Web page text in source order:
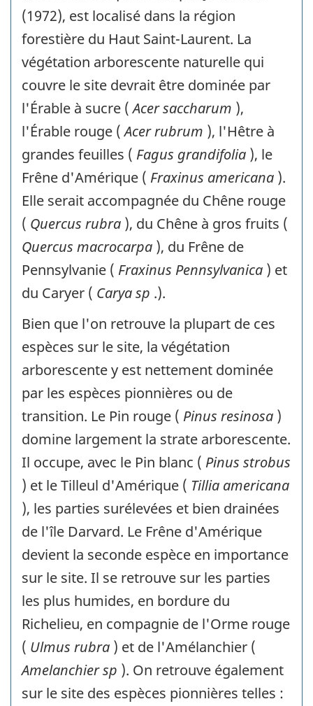
(1972), est localisé dans la région
forestière du Haut Saint-Laurent. La
végétation arborescente naturelle qui
couvre le site devrait être dominée par
l'Érable à sucre (Acer saccharum ),
l'Érable rouge (Acer rubrum ), l'Hêtre à
grandes feuilles ( Fagus grandifolia ), le
Frêne d'Amérique ( Fraxinus americana ).
Elle serait accompagnée du Chêne rouge
( Quercus rubra ), du Chêne à gros fruits (
Quercus macrocarpa ), du Frêne de
Pennsylvanie ( Fraxinus Pennsylvanica ) et
du Caryer ( Carya sp .).
Bien que l'on retrouve la plupart de ces
espèces sur le site, la végétation
arborescente y est nettement dominée
par les espèces pionnières ou de
transition. Le Pin rouge ( Pinus resinosa )
domine largement la strate arborescente.
Il occupe, avec le Pin blanc ( Pinus strobus
) et le Tilleul d'Amérique ( Tillia americana
), les parties surélevées et bien drainées
de l'île Darvard. Le Frêne d'Amérique
devient la seconde espèce en importance
sur le site. Il se retrouve sur les parties
les plus humides, en bordure du
Richelieu, en compagnie de l'Orme rouge
( Ulmus rubra ) et de l'Amélanchier (
Amelanchier sp ). On retrouve également
sur le site des espèces pionnières telles :